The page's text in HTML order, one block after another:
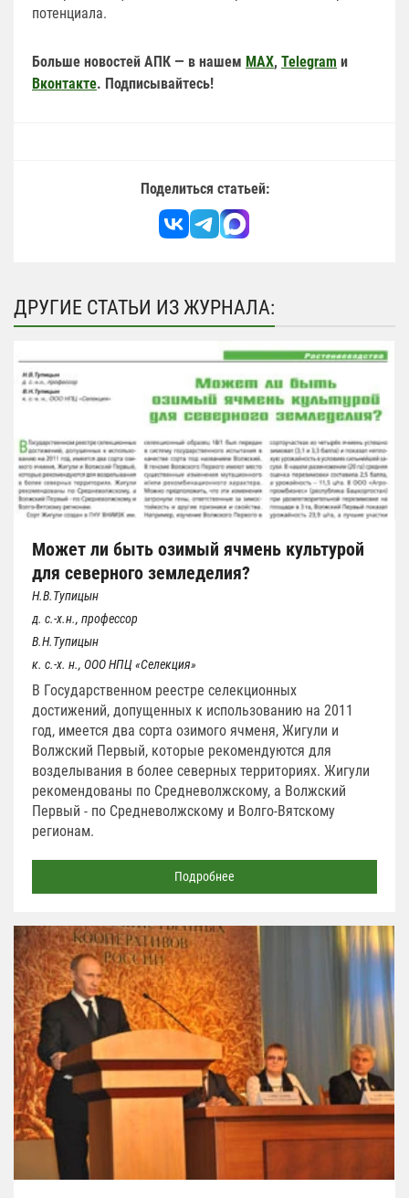
потенциала.
Больше новостей АПК — в нашем MAX, Telegram и
Вконтакте. Подписывайтесь!
Поделиться статьей:
ДРУГИЕ СТАТЬИ ИЗ ЖУРНАЛА:
Может ли быть озимый ячмень культурой
для северного земледелия?
Н.В.Тупицын
д. с.-х.н., профессор
В.Н.Тупицын
к. с.-х. н., ООО НПЦ «Селекция»
В Государственном реестре селекционных
достижений, допущенных к использованию на 2011
год, имеется два сорта озимого ячменя, Жигули и
Волжский Первый, которые рекомендуются для
возделывания в более северных территориях. Жигули
рекомендованы по Средневолжскому, а Волжский
Первый - по Средневолжскому и Волго-Вятскому
регионам.
Подробнее